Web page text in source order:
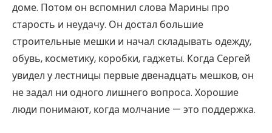
доме. Потом он вспомнил слова Марины про
старость и неудачу. Он достал большие
строительные мешки и начал складывать одежду,
обувь, косметику, коробки, гаджеты. Когда Сергей
увидел у лестницы первые двенадцать мешков, он
не задал ни одного лишнего вопроса. Хорошие
люди понимают, когда молчание — это поддержка.